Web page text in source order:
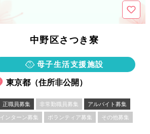
中野区さつき寮
母子生活支援施設
東京都（住所非公開）
正職員募集 非常勤職員募集 アルバイト募集
インターン募集 ボランティア募集 その他募集